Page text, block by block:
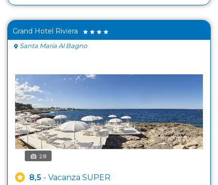
Grand Hotel Riviera
Santa Maria Al Bagno
28
8,5 - Vacanza SUPER